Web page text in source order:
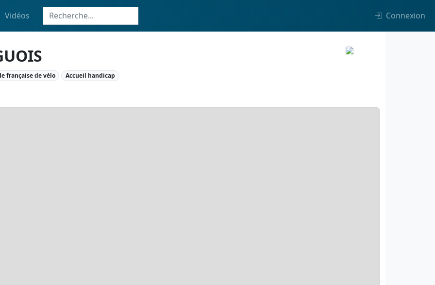
Vidéos Connexion
française de vélo Accueil handicap